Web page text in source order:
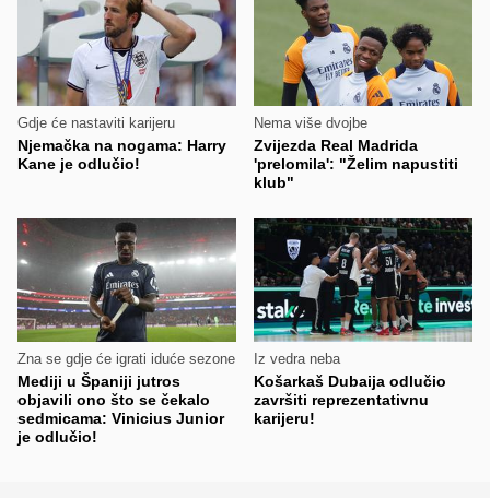
Gdje će nastaviti karijeru
Njemačka na nogama: Harry
Kane je odlučio!
Nema više dvojbe
Zvijezda Real Madrida
'prelomila': "Želim napustiti
klub"
Zna se gdje će igrati iduće sezone
Mediji u Španiji jutros
objavili ono što se čekalo
sedmicama: Vinicius Junior
je odlučio!
Iz vedra neba
Košarkaš Dubaija odlučio
završiti reprezentativnu
karijeru!